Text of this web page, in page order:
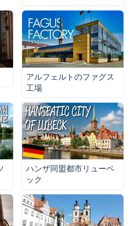
アルフェルトのファグス
工場
ハンザ同盟都市リューベ
ック